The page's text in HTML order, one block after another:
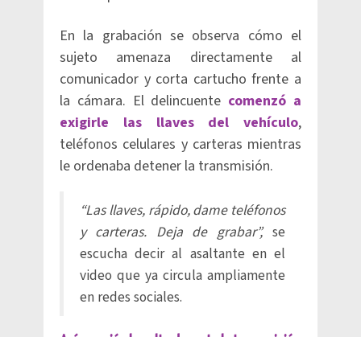
En la grabación se observa cómo el
sujeto amenaza directamente al
comunicador y corta cartucho frente a
la cámara. El delincuente comenzó a
exigirle las llaves del vehículo,
teléfonos celulares y carteras mientras
le ordenaba detener la transmisión.
“Las llaves, rápido, dame teléfonos
y carteras. Deja de grabar”,se
escucha decir al asaltante en el
video que ya circula ampliamente
en redes sociales.